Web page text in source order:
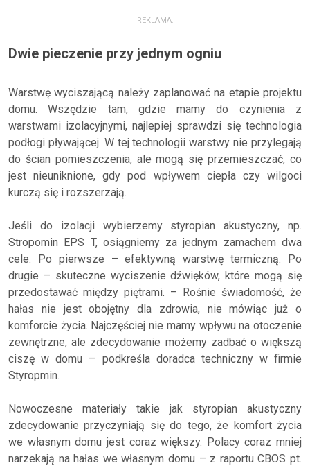
REKLAMA:
Dwie pieczenie przy jednym ogniu
Warstwę wyciszającą należy zaplanować na etapie projektu
domu. Wszędzie tam, gdzie mamy do czynienia z
warstwami izolacyjnymi, najlepiej sprawdzi się technologia
podłogi pływającej. W tej technologii warstwy nie przylegają
do ścian pomieszczenia, ale mogą się przemieszczać, co
jest nieuniknione, gdy pod wpływem ciepła czy wilgoci
kurczą się i rozszerzają.
Jeśli do izolacji wybierzemy styropian akustyczny, np.
Stropomin EPS T, osiągniemy za jednym zamachem dwa
cele. Po pierwsze – efektywną warstwę termiczną. Po
drugie – skuteczne wyciszenie dźwięków, które mogą się
przedostawać między piętrami. – Rośnie świadomość, że
hałas nie jest obojętny dla zdrowia, nie mówiąc już o
komforcie życia. Najczęściej nie mamy wpływu na otoczenie
zewnętrzne, ale zdecydowanie możemy zadbać o większą
ciszę w domu – podkreśla doradca techniczny w firmie
Styropmin.
Nowoczesne materiały takie jak styropian akustyczny
zdecydowanie przyczyniają się do tego, że komfort życia
we własnym domu jest coraz większy. Polacy coraz mniej
narzekają na hałas we własnym domu – z raportu CBOS pt.